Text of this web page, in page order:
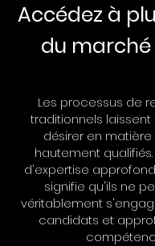
Accédez à
du
Les processus de
traditionnels
désirer en
hautement
d'expertise
signifie qu'ils ne
véritablement
candidats et